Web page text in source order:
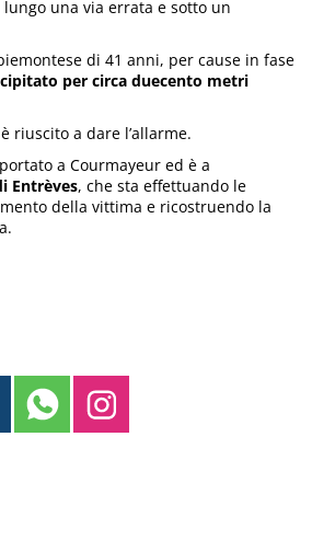
una via errata e sotto un
di 41 anni, per cause in fase
per circa duecento metri
riuscito a dare l’allarme.
a Courmayeur ed è a
Entrèves, che sta effettuando le
della vittima e ricostruendo la